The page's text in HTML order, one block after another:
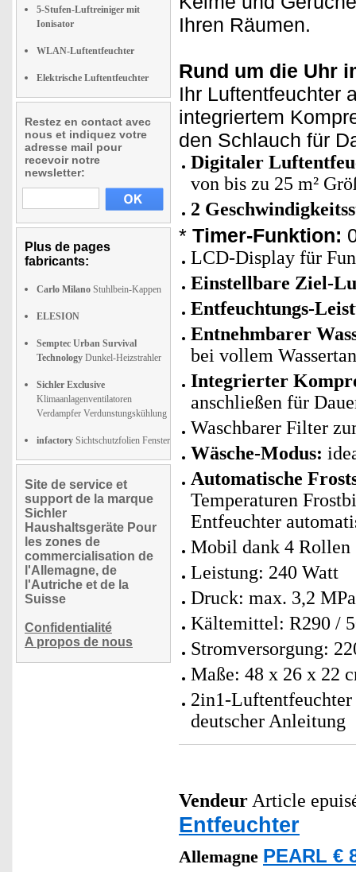
5-Stufen-Luftreiniger mit
Ionisator
WLAN-Luftentfeuchter
Elektrische Luftentfeuchter
Restez en contact avec
nous et indiquez votre
adresse mail pour
recevoir notre
newsletter:
Plus de pages
fabricants:
Carlo Milano Stuhlbein-Kappen
ELESION
Semptec Urban Survival
Technology Dunkel-Heizstrahler
Sichler Exclusive
Klimaanlagenventilatoren
Verdampfer Verdunstungskühlung
infactory Sichtschutzfolien Fenster
Site de service et
support de la marque
Sichler
Haushaltsgeräte Pour
les zones de
commercialisation de
l'Allemagne, de
l'Autriche et de la
Suisse
Confidentialité
A propos de nous
Ihren Räumen.
Rund um die Uhr
Ihr Luftentfeuchter
integriertem
den Schlauch für
Digitaler
von bis zu 25 m²
2
* Timer-Funktion:
LCD-Display für
Einstellbare Ziel-
Entfeuchtungs-
Entnehmbarer
bei vollem
Integrierter
anschließen für
Waschbarer Filter
Wäsche-Modus:
Automatische
Temperaturen
Entfeuchter
Mobil dank 4 Rollen
Leistung: 240 Watt
Druck: max. 3,2 MPa
Kältemittel: R290 /
Stromversorgung:
Maße: 48 x 26 x 22
2in1-
deutscher Anleitung
Vendeur Article
Entfeuchter
Allemagne PEARL €